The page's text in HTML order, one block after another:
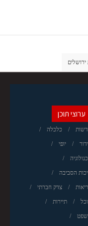
ערוצי תוכן
כלכלה
יופי
הסביבה
צדק חברתי
תיירות